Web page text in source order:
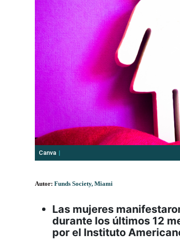
Canva
Autor: Funds Society, Miami
Las mujeres
durante los últimos 12
por el Instituto